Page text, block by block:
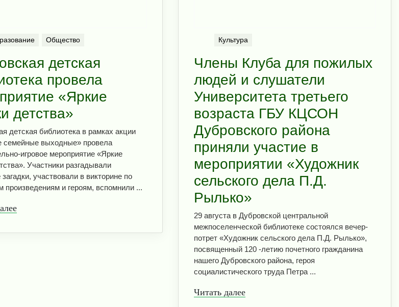
Общество
детская
провела
«Яркие
детства»
детская библиотека в рамках акции
семейные выходные» провела
игровое мероприятие «Яркие
Участники разгадывали
участвовали в викторине по
произведениям и героям, вспомнили ...
Культура
Члены Клуба для пожилых
людей и слушатели
Университета третьего
возраста ГБУ КЦСОН
Дубровского района
приняли участие в
мероприятии «Художник
сельского дела П.Д.
Рылько»
29 августа в Дубровской центральной
межпоселенческой библиотеке состоялся вечер-
потрет «Художник сельского дела П.Д. Рылько»,
посвященный 120 -летию почетного гражданина
нашего Дубровского района, героя
социалистического труда Петра ...
Читать далее